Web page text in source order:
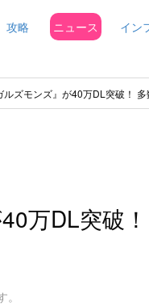
攻略 ニュース イン
ルズモンズ』が40万DL突破！
万DL突破